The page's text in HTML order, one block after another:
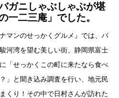
ガニしゃぶしゃぶが堪
一二三庵」でした。
マンのせっかくグルメ』では、バ
河湾を望む美しい街、静岡県富士
「せっかくこの町に来たなら食べ
」と聞き込み調査を行い、地元民
くり！その中で日村さんが訪れた